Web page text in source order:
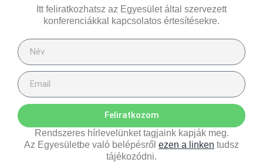
Itt feliratkozhatsz az Egyesület által szervezett
konferenciákkal kapcsolatos értesítésekre.
Feliratkozom
Rendszeres hírlevelünket tagjaink kapják meg.
Az Egyesületbe való belépésről ezen a linken tudsz
tájékozódni.